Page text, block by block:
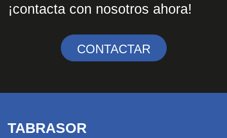
¡contacta con nosotros ahora!
CONTACTAR
TABRASOR